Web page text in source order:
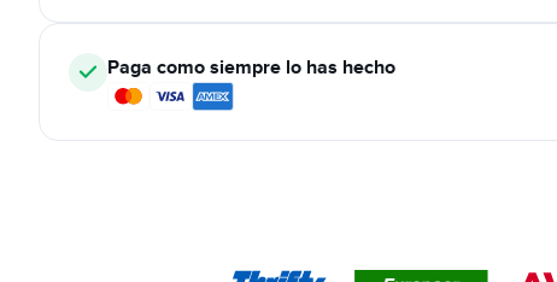
Paga como siempre lo has hecho